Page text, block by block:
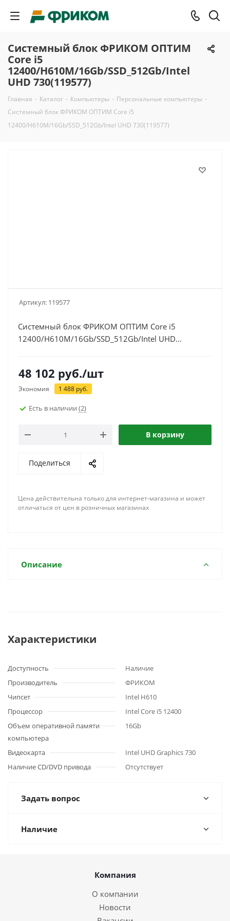
Системный блок ФРИКОМ ОПТИМ
Core i5
12400/H610M/16Gb/SSD_512Gb/Intel
UHD 730(119577)
Главная - Каталог - Компьютеры - Персональные компьютеры -
Системный блок ФРИКОМ ОПТИМ Core i5
12400/H610M/16Gb/SSD_512Gb/Intel UHD 730(119577)
Артикул: 119577
Системный блок ФРИКОМ ОПТИМ Core i5
12400/H610M/16Gb/SSD_512Gb/Intel UHD
48 102 руб./шт
Экономия 1 488 руб.
Есть в наличии (2)
В корзину
Поделиться
Цена действительна только для интернет-магазина и может
отличаться от цен в розничных магазинах
Описание
Характеристики
Доступность
Наличие
Производитель
ФРИКОМ
Чипсет
Intel H610
Процессор
Intel Core i5 12400
Объем оперативной памяти
компьютера
16Gb
Видеокарта
Intel UHD Graphics 730
Наличие CD/DVD привода
Отсутствует
Задать вопрос
Наличие
Компания
О компании
Новости